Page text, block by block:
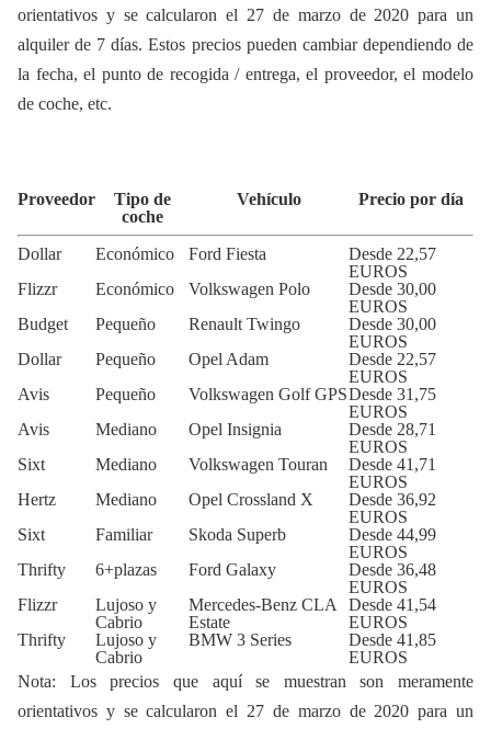
orientativos y se calcularon el 27 de marzo de 2020 para un
alquiler de 7 días. Estos precios pueden cambiar dependiendo de
la fecha, el punto de recogida / entrega, el proveedor, el modelo
de coche, etc.
Proveedor
Tipo de
coche
Vehículo Precio por día
Dollar Económico Ford Fiesta
Desde 22,57
EUROS
Flizzr
Económico Volkswagen Polo
Desde 30,00
EUROS
Budget
Pequeño Renault Twingo
Desde 30,00
EUROS
Dollar
Pequeño Opel Adam
Desde 22,57
EUROS
Avis
Pequeño Volkswagen Golf GPSDesde 31,75
EUROS
Avis
Mediano Opel Insignia
Desde 28,71
EUROS
Sixt
Mediano Volkswagen Touran
Desde 41,71
EUROS
Hertz
Mediano Opel Crossland X
Desde 36,92
EUROS
Sixt
Familiar Skoda Superb
Desde 44,99
EUROS
Thrifty
6+plazas Ford Galaxy
Desde 36,48
EUROS
Flizzr
Lujoso y
Cabrio
Mercedes-Benz CLA
Estate
Desde 41,54
EUROS
Thrifty
Lujoso y
Cabrio
BMW 3 Series
Desde 41,85
EUROS
Nota: Los precios que aquí se muestran son meramente
orientativos y se calcularon el 27 de marzo de 2020 para un